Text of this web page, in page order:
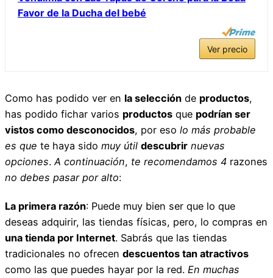
Favor de la Ducha del bebé
Ver precio
Como has podido ver en la selección de productos,
has podido fichar varios productos que podrían ser
vistos como desconocidos, por eso lo más probable
es que te haya sido muy útil descubrir nuevas
opciones. A continuación, te recomendamos 4 razones
no debes pasar por alto:
La primera razón: Puede muy bien ser que lo que
deseas adquirir, las tiendas físicas, pero, lo compras en
una tienda por Internet. Sabrás que las tiendas
tradicionales no ofrecen descuentos tan atractivos
como las que puedes hayar por la red. En muchas